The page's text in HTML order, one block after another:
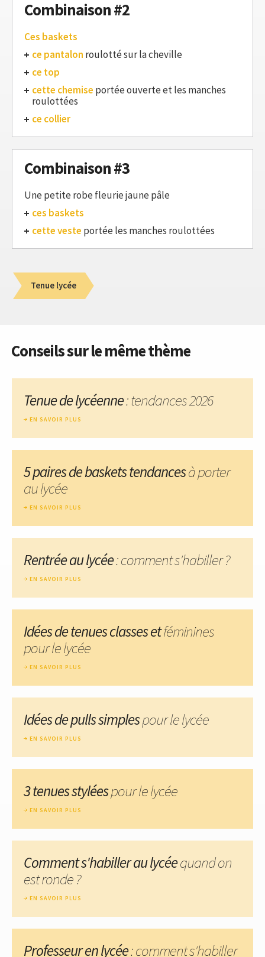
Combinaison #2
Ces baskets
ce pantalon roulotté sur la cheville
ce top
cette chemise portée ouverte et les manches
roulottées
ce collier
Combinaison #3
Une petite robe fleurie jaune pâle
ces baskets
cette veste portée les manches roulottées
Tenue lycée
Conseils sur le même thème
Tenue de lycéenne: tendances 2026
EN SAVOIR PLUS
5 paires de baskets tendancesà porter
au lycée
EN SAVOIR PLUS
Rentrée au lycée: comment s'habiller ?
EN SAVOIR PLUS
Idées de tenues classes etféminines
pour le lycée
EN SAVOIR PLUS
Idées de pulls simplespour le lycée
EN SAVOIR PLUS
3 tenues styléespour le lycée
EN SAVOIR PLUS
Comment s'habiller au lycéequand on
est ronde ?
EN SAVOIR PLUS
Professeur en lycée: comment s'habiller